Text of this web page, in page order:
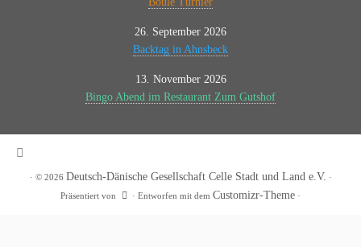
26. September 2026
Backtag in Ahnsbeck
13. November 2026
Bingo Abend im Restaurant Zum Gutshof
· © 2026 Deutsch-Dänische Gesellschaft Celle Stadt und Land e.V. ·
Präsentiert von
· Entworfen mit dem Customizr-Theme ·